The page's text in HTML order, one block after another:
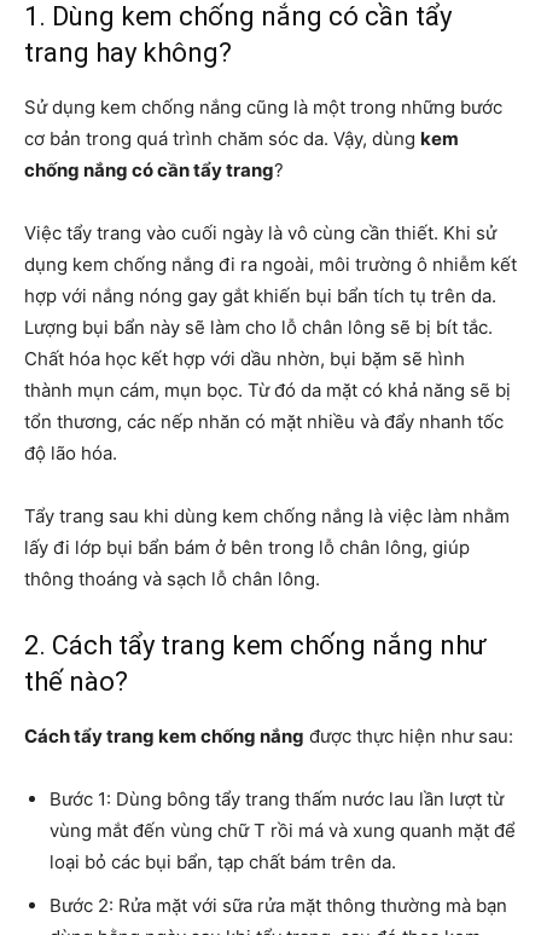
1. Dùng kem chống nắng có cần tẩy
trang hay không?
Sử dụng kem chống nắng cũng là một trong những bước
cơ bản trong quá trình chăm sóc da. Vậy, dùng kem
chống nắng có cần tẩy trang?
Việc tẩy trang vào cuối ngày là vô cùng cần thiết. Khi sử
dụng kem chống nắng đi ra ngoài, môi trường ô nhiễm kết
hợp với nắng nóng gay gắt khiến bụi bẩn tích tụ trên da.
Lượng bụi bẩn này sẽ làm cho lỗ chân lông sẽ bị bít tắc.
Chất hóa học kết hợp với dầu nhờn, bụi bặm sẽ hình
thành mụn cám, mụn bọc. Từ đó da mặt có khả năng sẽ bị
tổn thương, các nếp nhăn có mặt nhiều và đẩy nhanh tốc
độ lão hóa.
Tẩy trang sau khi dùng kem chống nắng là việc làm nhằm
lấy đi lớp bụi bẩn bám ở bên trong lỗ chân lông, giúp
thông thoáng và sạch lỗ chân lông.
2. Cách tẩy trang kem chống nắng như
thế nào?
Cách tẩy trang kem chống nắng được thực hiện như sau:
Bước 1: Dùng bông tẩy trang thấm nước lau lần lượt từ
vùng mắt đến vùng chữ T rồi má và xung quanh mặt để
loại bỏ các bụi bẩn, tạp chất bám trên da.
Bước 2: Rửa mặt với sữa rửa mặt thông thường mà bạn